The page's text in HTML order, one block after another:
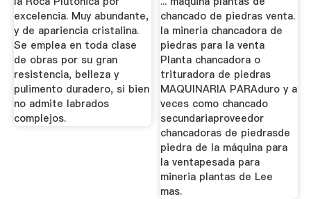
excelencia. Muy abundante,
y de apariencia cristalina.
Se emplea en toda clase
de obras por su gran
resistencia, belleza y
pulimento duradero, si bien
no admite labrados
complejos.
chancado de piedras venta.
la mineria chancadora de
piedras para la venta
Planta chancadora o
trituradora de piedras
MAQUINARIA PARAduro y a
veces como chancado
secundariaproveedor
chancadoras de piedrasde
piedra de la máquina para
la ventapesada para
mineria plantas de Lee
mas.